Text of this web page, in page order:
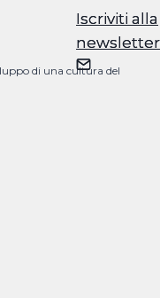
Iscriviti alla
newsletter
di una cultura del
Iscriviti alla
newsletter